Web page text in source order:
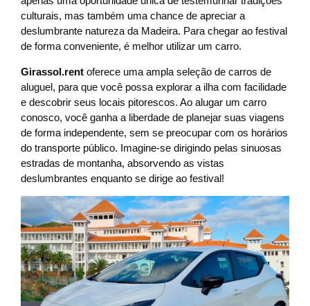
culturais, mas também uma chance de apreciar a
deslumbrante natureza da Madeira. Para chegar ao festival
de forma conveniente, é melhor utilizar um carro.
Girassol.rent oferece uma ampla seleção de carros de
aluguel, para que você possa explorar a ilha com facilidade
e descobrir seus locais pitorescos. Ao alugar um carro
conosco, você ganha a liberdade de planejar suas viagens
de forma independente, sem se preocupar com os horários
do transporte público. Imagine-se dirigindo pelas sinuosas
estradas de montanha, absorvendo as vistas
deslumbrantes enquanto se dirige ao festival!